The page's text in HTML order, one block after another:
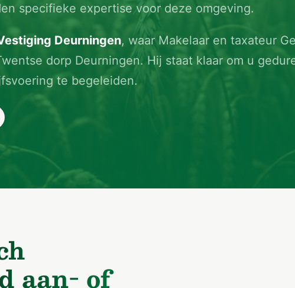
specifieke expertise voor deze omgeving.
Deurningen, waar Makelaar en taxateur
dorp Deurningen. Hij staat klaar om u
te begeleiden.
aan- of